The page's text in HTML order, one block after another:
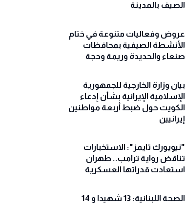
الصيف بالمدينة
عروض وفعاليات متنوعة في ختام
الأنشطة الصيفية بمحافظات
صنعاء والحديدة وريمة وحجة
‏بيان وزارة الخارجية للجمهورية
الإسلامية الإيرانية بشأن إدعاء
الكويت حول ضبط أربعة مواطنين
إيرانيين
"نيويورك تايمز": الاستخبارات
تناقض رواية ترامب.. طهران
استعادت قدراتها العسكرية
الصحة اللبنانية: 13 شهيدا و 14